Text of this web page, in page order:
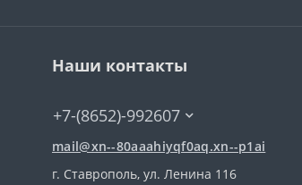
Наши контакты
+7-(8652)-992607
mail@xn--80aaahiyqf0aq.xn--p1ai
г. Ставрополь, ул. Ленина 116